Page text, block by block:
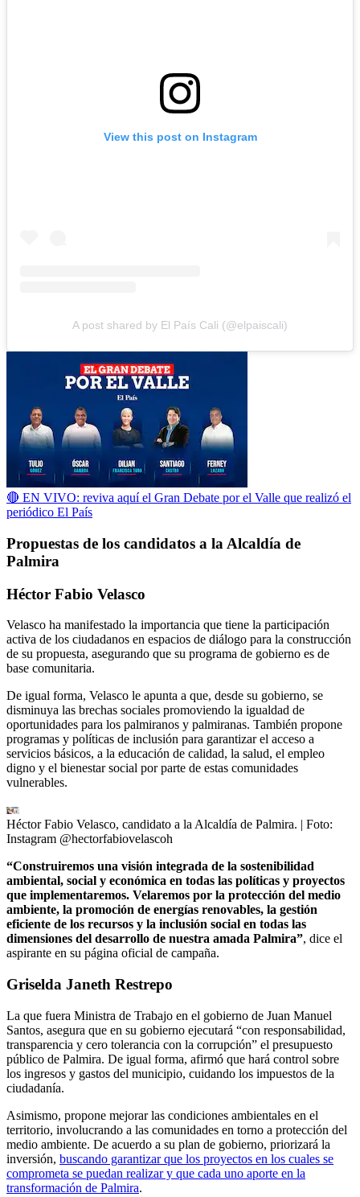
View this post on Instagram
A post shared by El País Cali (@elpaiscali)
🔴 EN VIVO: reviva aquí el Gran Debate por el Valle que realizó el
periódico El País
Propuestas de los candidatos a la Alcaldía de
Palmira
Héctor Fabio Velasco
Velasco ha manifestado la importancia que tiene la participación
activa de los ciudadanos en espacios de diálogo para la construcción
de su propuesta, asegurando que su programa de gobierno es de
base comunitaria.
De igual forma, Velasco le apunta a que, desde su gobierno, se
disminuya las brechas sociales promoviendo la igualdad de
oportunidades para los palmiranos y palmiranas. También propone
programas y políticas de inclusión para garantizar el acceso a
servicios básicos, a la educación de calidad, la salud, el empleo
digno y el bienestar social por parte de estas comunidades
vulnerables.
Héctor Fabio Velasco, candidato a la Alcaldía de Palmira.
| Foto:
Instagram @hectorfabiovelascoh
“Construiremos una visión integrada de la sostenibilidad
ambiental, social y económica en todas las políticas y proyectos
que implementaremos. Velaremos por la protección del medio
ambiente, la promoción de energías renovables, la gestión
eficiente de los recursos y la inclusión social en todas las
dimensiones del desarrollo de nuestra amada Palmira”, dice el
aspirante en su página oficial de campaña.
Griselda Janeth Restrepo
La que fuera Ministra de Trabajo en el gobierno de Juan Manuel
Santos, asegura que en su gobierno ejecutará “con responsabilidad,
transparencia y cero tolerancia con la corrupción” el presupuesto
público de Palmira. De igual forma, afirmó que hará control sobre
los ingresos y gastos del municipio, cuidando los impuestos de la
ciudadanía.
Asimismo, propone mejorar las condiciones ambientales en el
territorio, involucrando a las comunidades en torno a protección del
medio ambiente. De acuerdo a su plan de gobierno, priorizará la
inversión, buscando garantizar que los proyectos en los cuales se
comprometa se puedan realizar y que cada uno aporte en la
transformación de Palmira.